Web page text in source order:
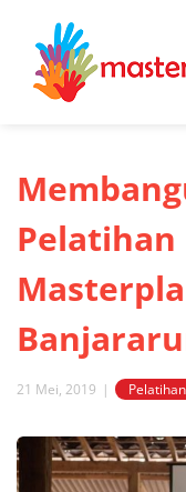
content
Pelatihan
21 Mei, 2019 | Pelatihan
View
Larger